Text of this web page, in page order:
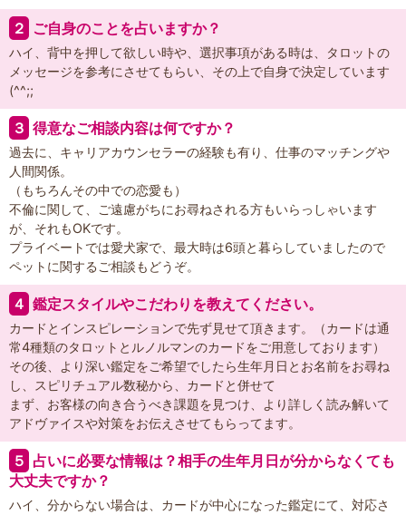
２ ご自身のことを占いますか？
ハイ、背中を押して欲しい時や、選択事項がある時は、タロットの
メッセージを参考にさせてもらい、その上で自身で決定しています
(^^;;
３ 得意なご相談内容は何ですか？
過去に、キャリアカウンセラーの経験も有り、仕事のマッチングや
人間関係。
（もちろんその中での恋愛も）
不倫に関して、ご遠慮がちにお尋ねされる方もいらっしゃいます
が、それもOKです。
プライベートでは愛犬家で、最大時は6頭と暮らしていましたので
ペットに関するご相談もどうぞ。
４ 鑑定スタイルやこだわりを教えてください。
カードとインスピレーションで先ず見せて頂きます。（カードは通
常4種類のタロットとルノルマンのカードをご用意しております）
その後、より深い鑑定をご希望でしたら生年月日とお名前をお尋ね
し、スピリチュアル数秘から、カードと併せて
まず、お客様の向き合うべき課題を見つけ、より詳しく読み解いて
アドヴァイスや対策をお伝えさせてもらってます。
５ 占いに必要な情報は？相手の生年月日が分からなくても
大丈夫ですか？
ハイ、分からない場合は、カードが中心になった鑑定にて、対応さ